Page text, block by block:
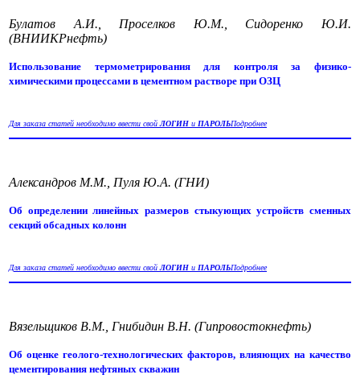
Булатов А.И., Проселков Ю.М., Сидоренко Ю.И.
(ВНИИКРнефть)
Использование термометрирования для контроля за физико-
химическими процессами в цементном растворе при ОЗЦ
Для заказа статей необходимо ввести свойЛОГИН и ПАРОЛЬПодробнее
Александров М.М., Пуля Ю.А. (ГНИ)
Об определении линейных размеров стыкующих устройств сменных
секций обсадных колонн
Для заказа статей необходимо ввести свойЛОГИН и ПАРОЛЬПодробнее
Вязельщиков В.М., Гнибидин В.Н. (Гипровостокнефть)
Об оценке геолого-технологических факторов, влияющих на качество
цементирования нефтяных скважин